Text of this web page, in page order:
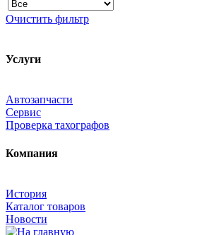
Очистить фильтр
Услуги
Автозапчасти
Сервис
Проверка тахографов
Компания
История
Каталог товаров
Новости